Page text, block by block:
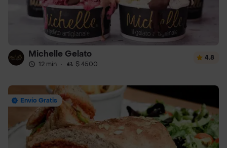
Michelle Gelato
12 min · $ 4500
4.8
Envío Gratis